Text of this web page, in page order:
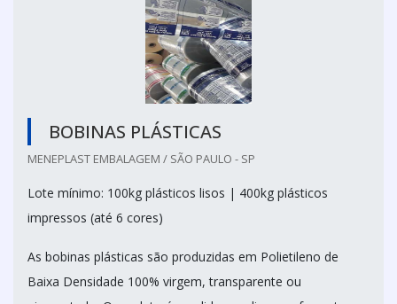
BOBINAS PLÁSTICAS
MENEPLAST EMBALAGEM / SÃO PAULO - SP
Lote mínimo: 100kg plásticos lisos | 400kg plásticos
impressos (até 6 cores)
As bobinas plásticas são produzidas em Polietileno de
Baixa Densidade 100% virgem, transparente ou